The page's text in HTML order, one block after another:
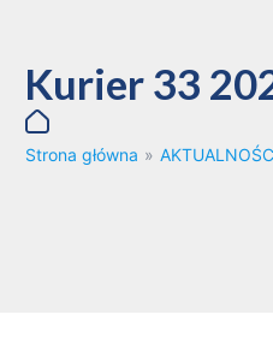
Kurier 33
Strona główna »